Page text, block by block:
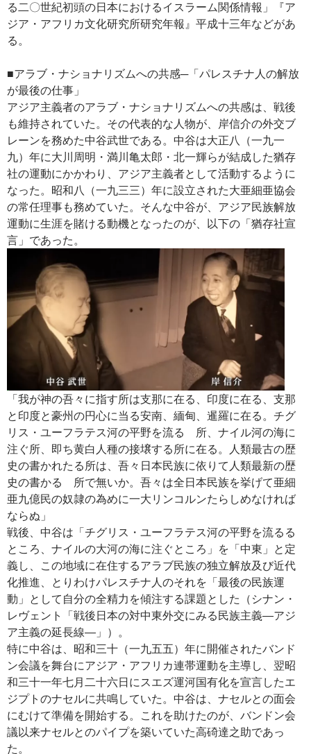
る二〇世紀初頭の日本におけるイスラーム関係情報」『ア
ジア・アフリカ文化研究所研究年報』平成十三年などがあ
る。
■アラブ・ナショナリズムへの共感─「パレスチナ人の解放
が最後の仕事」
アジア主義者のアラブ・ナショナリズムへの共感は、戦後
も維持されていた。その代表的な人物が、岸信介の外交ブ
レーンを務めた中谷武世である。中谷は大正八（一九一
九）年に大川周明・満川亀太郎・北一輝らが結成した猶存
社の運動にかかわり、アジア主義者として活動するように
なった。昭和八（一九三三）年に設立された大亜細亜協会
の常任理事も務めていた。そんな中谷が、アジア民族解放
運動に生涯を賭ける動機となったのが、以下の「猶存社宣
言」であった。
「我が神の吾々に指す所は支那に在る、印度に在る、支那
と印度と豪州の円心に当る安南、緬甸、暹羅に在る。チグ
リス・ユーフラテス河の平野を流るゝ所、ナイル河の海に
注ぐ所、即ち黄白人種の接壌する所に在る。人類最古の歴
史の書かれたる所は、吾々日本民族に依りて人類最新の歴
史の書かるゝ所で無いか。吾々は全日本民族を挙げて亜細
亜九億民の奴隷の為めに一大リンコルンたらしめなければ
ならぬ」
戦後、中谷は「チグリス・ユーフラテス河の平野を流るる
ところ、ナイルの大河の海に注ぐところ」を「中東」と定
義し、この地域に在住するアラブ民族の独立解放及び近代
化推進、とりわけパレスチナ人のそれを「最後の民族運
動」として自分の全精力を傾注する課題とした（シナン・
レヴェント「戦後日本の対中東外交にみる民族主義―アジ
ア主義の延長線―」）。
特に中谷は、昭和三十（一九五五）年に開催されたバンド
ン会議を舞台にアジア・アフリカ連帯運動を主導し、翌昭
和三十一年七月二十六日にスエズ運河国有化を宣言したエ
ジプトのナセルに共鳴していた。中谷は、ナセルとの面会
にむけて準備を開始する。これを助けたのが、バンドン会
議以来ナセルとのパイプを築いていた高碕達之助であっ
た。